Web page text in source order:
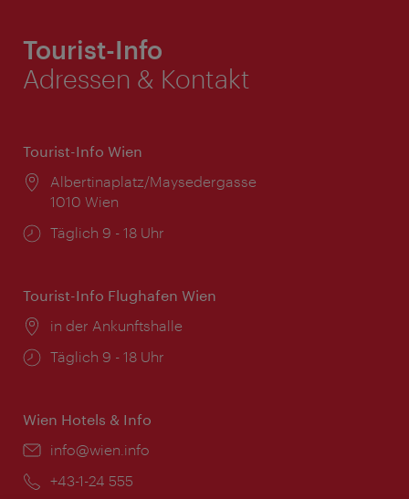
Tourist-Info
Adressen & Kontakt
Tourist-Info Wien
Ort:
Albertinaplatz/Maysedergasse
1010 Wien
Öffnungszeiten:
Täglich 9 - 18 Uhr
Tourist-Info Flughafen Wien
Ort:
in der Ankunftshalle
Öffnungszeiten:
Täglich 9 - 18 Uhr
Wien Hotels & Info
Email:
info@wien.info
Telefon:
+43-1-24 555